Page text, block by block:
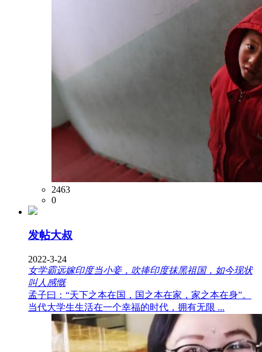
2463
0
发帖大叔
2022-3-24
女学霸远嫁印度当小妾，吹捧印度抹黑祖国，如今现状
叫人感慨
孟子曰：“天下之本在国，国之本在家，家之本在身”。
当代大学生生活在一个幸福的时代，拥有无限 ...